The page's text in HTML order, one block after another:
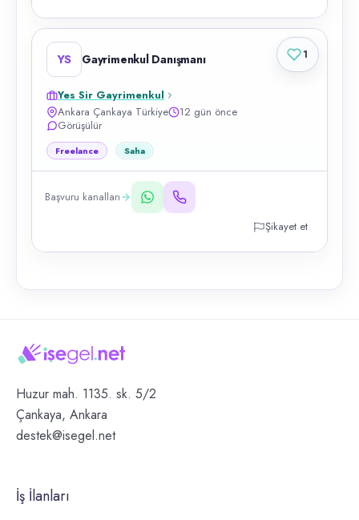
YS Gayrimenkul Danışmanı
Yes Sir Gayrimenkul
Ankara Çankaya Türkiye
12 gün önce
Görüşülür
Freelance Saha
Başvuru kanalları
Şikayet et
1
Huzur mah. 1135. sk. 5/2
Çankaya, Ankara
destek@isegel.net
İş İlanları